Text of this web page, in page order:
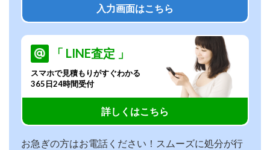
入力画面はこちら
「 LINE査定 」
スマホで見積もりがすぐわかる
365日24時間受付
詳しくはこちら
お急ぎの方はお電話ください！スムーズに処分が行